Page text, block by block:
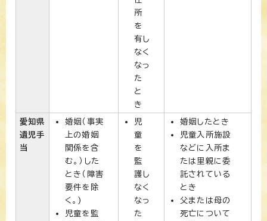
所
を
有し
なく
なっ
た
と
き
愛知県
遺児手
当
婚姻（事実
上の婚姻
関係を含
む。）した
とき（障害
要件を除
く。)
児童を監
児
童
を
監
護し
なく
なっ
た
婚姻したとき
児童入所施設
などに入所ま
たは里親に委
託されている
とき
父または母の
死亡について